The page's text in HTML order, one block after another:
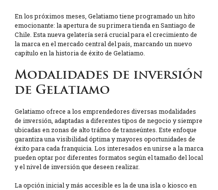
En los próximos meses, Gelatiamo tiene programado un hito
emocionante: la apertura de su primera tienda en Santiago de
Chile. Esta nueva gelatería será crucial para el crecimiento de
la marca en el mercado central del país, marcando un nuevo
capítulo en la historia de éxito de Gelatiamo.
Modalidades de inversión
de Gelatiamo
Gelatiamo ofrece a los emprendedores diversas modalidades
de inversión, adaptadas a diferentes tipos de negocio y siempre
ubicadas en zonas de alto tráfico de transeúntes. Este enfoque
garantiza una visibilidad óptima y mayores oportunidades de
éxito para cada franquicia. Los interesados en unirse a la marca
pueden optar por diferentes formatos según el tamaño del local
y el nivel de inversión que deseen realizar.
La opción inicial y más accesible es la de una isla o kiosco en